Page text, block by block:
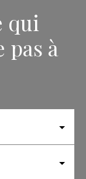
qui
pas à